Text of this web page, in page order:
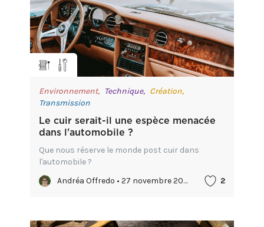
Environnement, Technique, Création,
Transmission
Le cuir serait-il une espèce menacée
dans l'automobile ?
Que nous réserve le monde post cuir dans
l'automobile ?
Andréa Offredo • 27 novembre 2023
2